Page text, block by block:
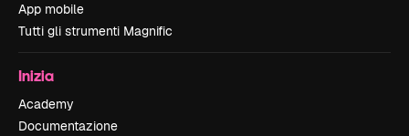
App mobile
Tutti gli strumenti Magnific
Inizia
Academy
Documentazione